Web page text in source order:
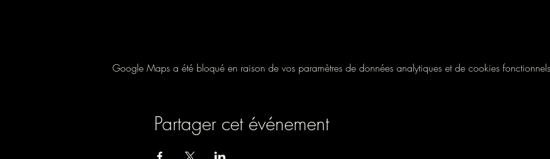
Google Maps a été bloqué en raison de vos paramètres de données analytiques et de cookies
Partager cet événement